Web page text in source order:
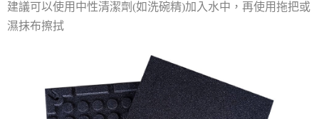
建議可以使用中性清潔劑(如洗碗精)加入水中，再使用拖把或
濕抹布擦拭